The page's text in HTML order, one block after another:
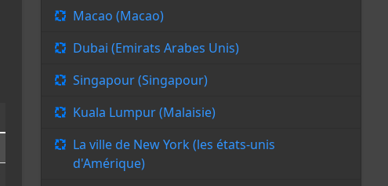
Macao (Macao)
Dubai (Emirats Arabes Unis)
Singapour (Singapour)
Kuala Lumpur (Malaisie)
La ville de New York (les états-unis
d'Amérique)